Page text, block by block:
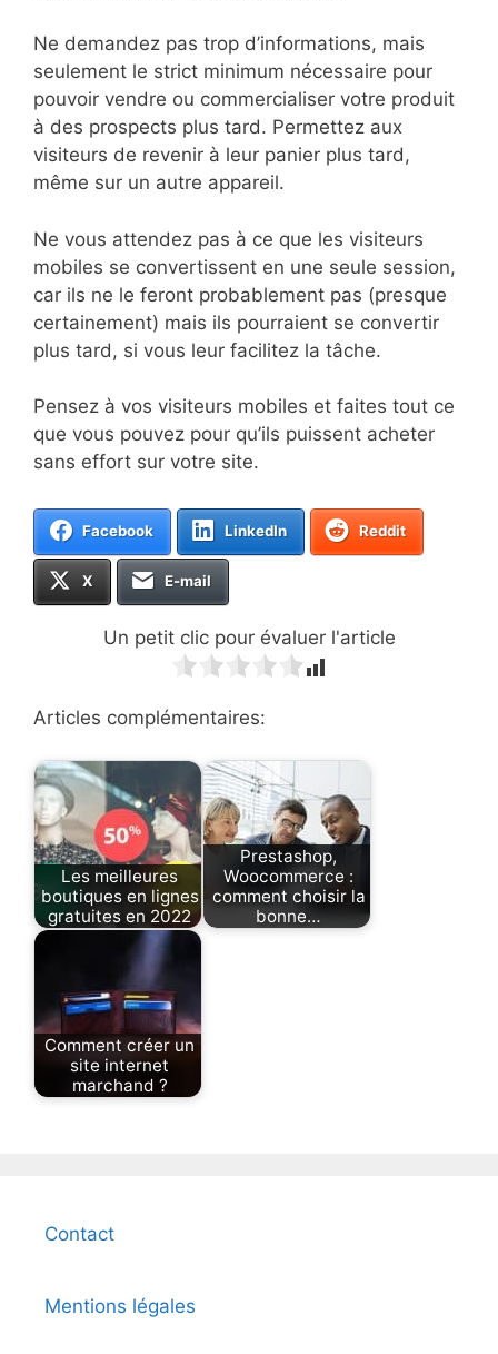
Ne demandez pas trop d’informations, mais
seulement le strict minimum nécessaire pour
pouvoir vendre ou commercialiser votre produit
à des prospects plus tard. Permettez aux
visiteurs de revenir à leur panier plus tard,
même sur un autre appareil.
Ne vous attendez pas à ce que les visiteurs
mobiles se convertissent en une seule session,
car ils ne le feront probablement pas (presque
certainement) mais ils pourraient se convertir
plus tard, si vous leur facilitez la tâche.
Pensez à vos visiteurs mobiles et faites tout ce
que vous pouvez pour qu’ils puissent acheter
sans effort sur votre site.
Facebook LinkedIn Reddit
X E-mail
Un petit clic pour évaluer l'article
Articles complémentaires:
Les meilleures
boutiques en lignes
gratuites en 2022
Prestashop,
Woocommerce :
comment choisir la
bonne…
Comment créer un
site internet
marchand ?
Contact
Mentions légales